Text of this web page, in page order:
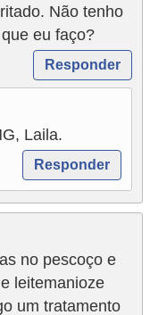
Não tenho
eu faço?
Responder
Laila.
Responder
no pescoço e
leitemanioze
um tratamento